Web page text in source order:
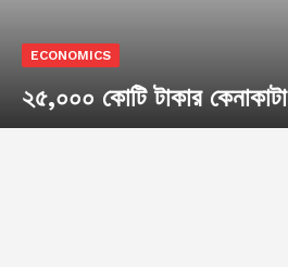
ECONOMICS
২৫,০০০ কোটি টাকার কেনাকাটা